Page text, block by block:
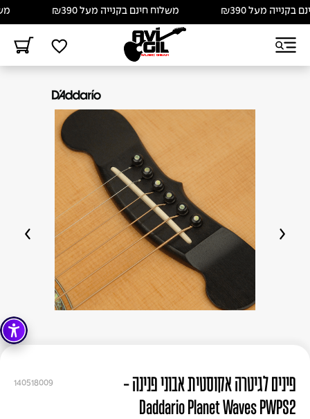
מעל ₪390 משלוח חינם בקנייה מעל ₪390
140518009
פינים לגיטרה אקוסטית אבוני פנינה -
Daddario Planet Waves PWPS2